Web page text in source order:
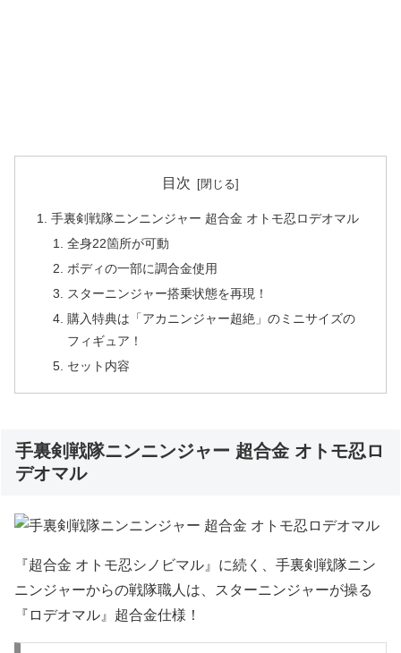
目次
手裏剣戦隊ニンニンジャー 超合金 オトモ忍ロデオマル
全身22箇所が可動
ボディの一部に調合金使用
スターニンジャー搭乗状態を再現！
購入特典は「アカニンジャー超絶」のミニサイズの
フィギュア！
セット内容
手裏剣戦隊ニンニンジャー 超合金 オトモ忍ロ
デオマル
『超合金 オトモ忍シノビマル』に続く、手裏剣戦隊ニン
ニンジャーからの戦隊職人は、スターニンジャーが操る
『ロデオマル』超合金仕様！